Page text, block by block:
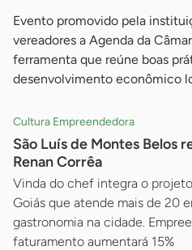
Evento promovido pela
vereadores a Agenda da
ferramenta que reúne boas
desenvolvimento econômico
Cultura Empreendedora
São Luís de Montes Belos
Renan Corrêa
Vinda do chef integra o
Goiás que atende mais de 20
gastronomia na cidade.
faturamento aumentará 15%